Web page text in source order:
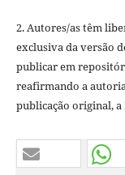
2. Autores/as têm
exclusiva da versão
publicar em
reafirmando a
publicação original, a